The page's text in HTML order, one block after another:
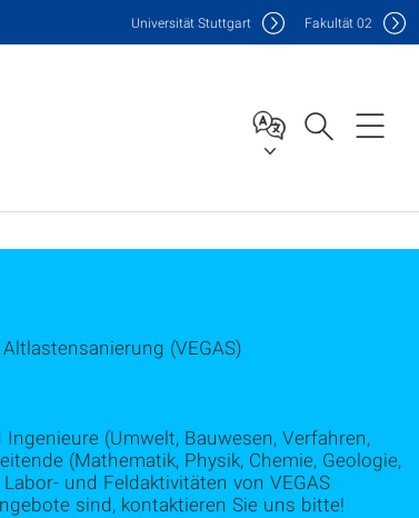
Universität Stuttgart Fakultät02
(VEGAS)
(Umwelt, Bauwesen, Verfahren,
(Mathematik, Physik, Chemie, Geologie,
und Feldaktivitäten von VEGAS
sind, kontaktieren Sie uns bitte!